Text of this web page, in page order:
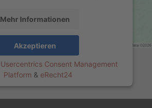
Mehr Informationen
Akzeptieren
Usercentrics Consent Management
Platform & eRecht24